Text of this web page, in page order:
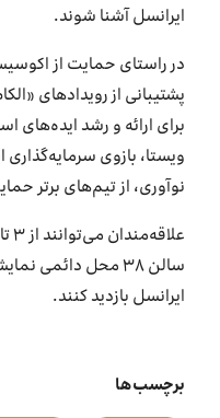
ایرانسل آشنا شوند.
در راستای حمایت از
پشتیبانی از رویدادهای
برای ارائه و رشد ایده‌های
ویستا، بازوی
نوآوری، از تیم‌های برتر
سالن ۳۸ محل دائمی
ایرانسل بازدید کنند.
برچسب‌ها